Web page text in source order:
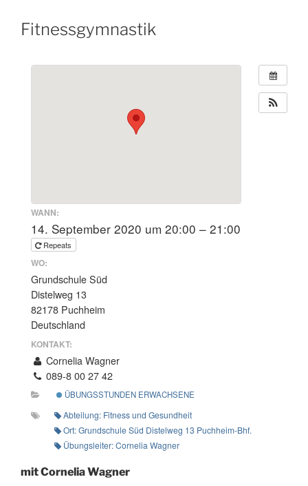
Fitnessgymnastik
WANN:
14. September 2020 um 20:00 – 21:00
Repeats
WO:
Grundschule Süd
Distelweg 13
82178 Puchheim
Deutschland
KONTAKT:
Cornelia Wagner
089-8 00 27 42
ÜBUNGSSTUNDEN ERWACHSENE
Abteilung: Fitness und Gesundheit
Ort: Grundschule Süd Distelweg 13 Puchheim-Bhf.
Übungsleiter: Cornelia Wagner
mit Cornelia Wagner